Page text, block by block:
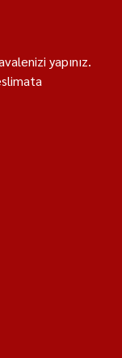
yapınız.